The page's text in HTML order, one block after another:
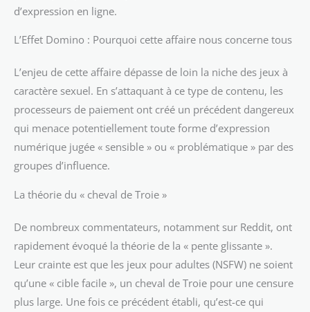
d’expression en ligne.
L’Effet Domino : Pourquoi cette affaire nous concerne tous
L’enjeu de cette affaire dépasse de loin la niche des jeux à
caractère sexuel. En s’attaquant à ce type de contenu, les
processeurs de paiement ont créé un précédent dangereux
qui menace potentiellement toute forme d’expression
numérique jugée « sensible » ou « problématique » par des
groupes d’influence.
La théorie du « cheval de Troie »
De nombreux commentateurs, notamment sur Reddit, ont
rapidement évoqué la théorie de la « pente glissante ».
Leur crainte est que les jeux pour adultes (NSFW) ne soient
qu’une « cible facile », un cheval de Troie pour une censure
plus large. Une fois ce précédent établi, qu’est-ce qui